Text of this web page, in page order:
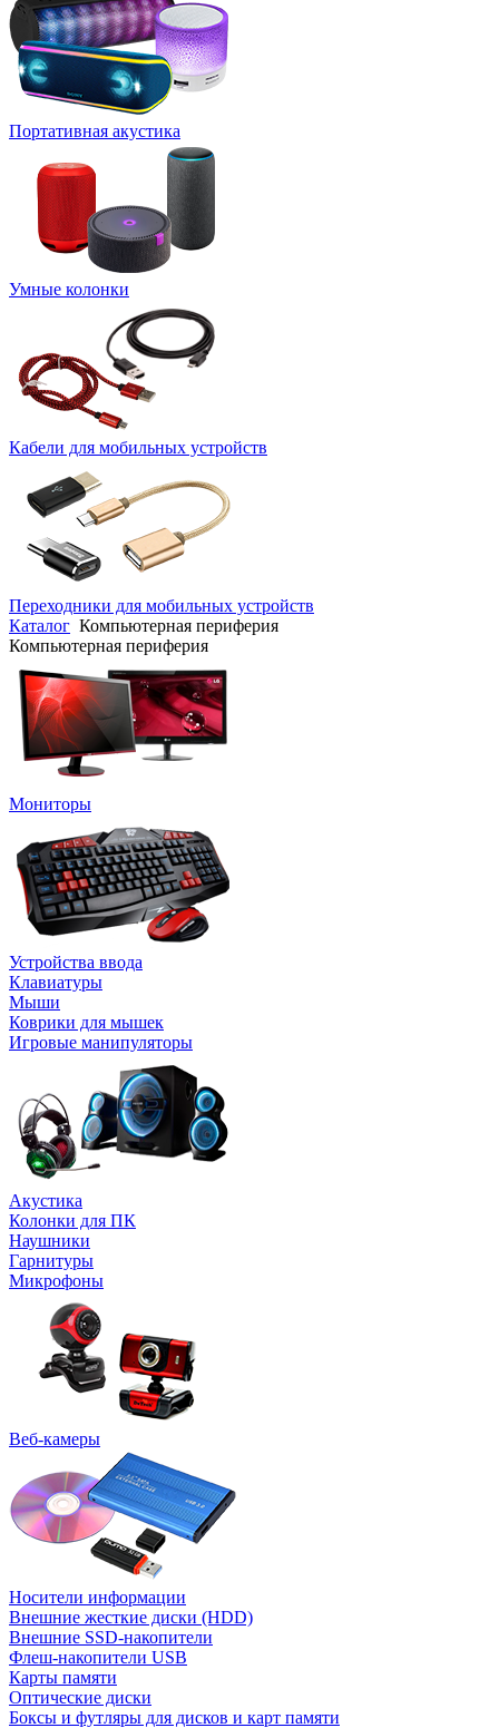
Портативная акустика
Умные колонки
Кабели для мобильных устройств
Переходники для мобильных устройств
Каталог Компьютерная периферия
Компьютерная периферия
Мониторы
Устройства ввода
Клавиатуры
Мыши
Коврики для мышек
Игровые манипуляторы
Акустика
Колонки для ПК
Наушники
Гарнитуры
Микрофоны
Веб-камеры
Носители информации
Внешние жесткие диски (HDD)
Внешние SSD-накопители
Флеш-накопители USB
Карты памяти
Оптические диски
Боксы и футляры для дисков и карт памяти